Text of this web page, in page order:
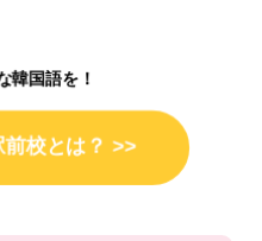
韓国語を！
校とは？ >>